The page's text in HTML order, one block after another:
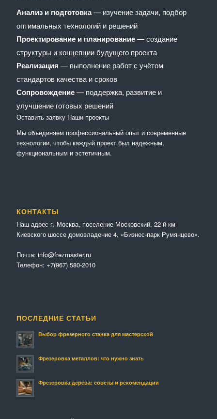
Анализ и подготовка— изучение задачи, подбор
оптимальных технологий и решений
Проектирование и планирование— создание
структуры и концепции будущего проекта
Реализация — выполнение работ с учётом
стандартов качества и сроков
Сопровождение— поддержка, развитие и
улучшение готовых решений
Оставить заявку Наши проекты
Мы объединяем профессиональный опыт и современные
технологии, чтобы каждый проект был надежным,
функциональным и эстетичным.
КОНТАКТЫ
Наш адрес г. Москва, поселение Московский, 22-й км
Киевского шоссе домовладение 4, «Бизнес-парк Румянцево».
Почта: info@frezmaster.ru
Телефон: +7(967) 580-2010
ПОСЛЕДНИЕ СТАТЬИ
Выбор фрезерного станка для мастерской
Фрезеровка металлов: что нужно знать
Фрезеровка дерева: советы и рекомендации